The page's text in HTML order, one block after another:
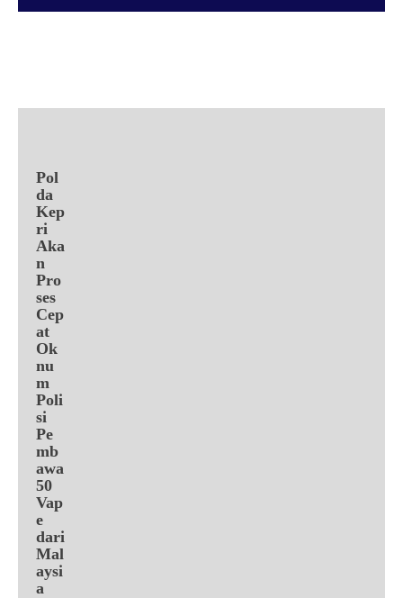
Pol
da
Kep
ri
Aka
n
Pro
ses
Cep
at
Ok
nu
m
Poli
si
Pe
mb
awa
50
Vap
e
dari
Mal
aysi
a